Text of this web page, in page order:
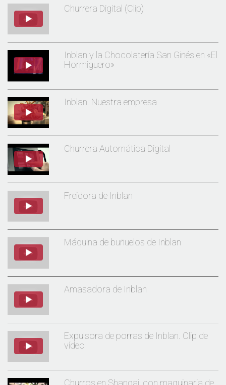
Churrera Digital (Clip)
Inblan y la Chocolatería San Ginés en «El
Hormiguero»
Inblan. Nuestra empresa
Churrera Automática Digital
Freidora de Inblan
Máquina de buñuelos de Inblan
Amasadora de Inblan
Expulsora de porras de Inblan. Clip de
vídeo
Churros en Shangai, con maquinaria de